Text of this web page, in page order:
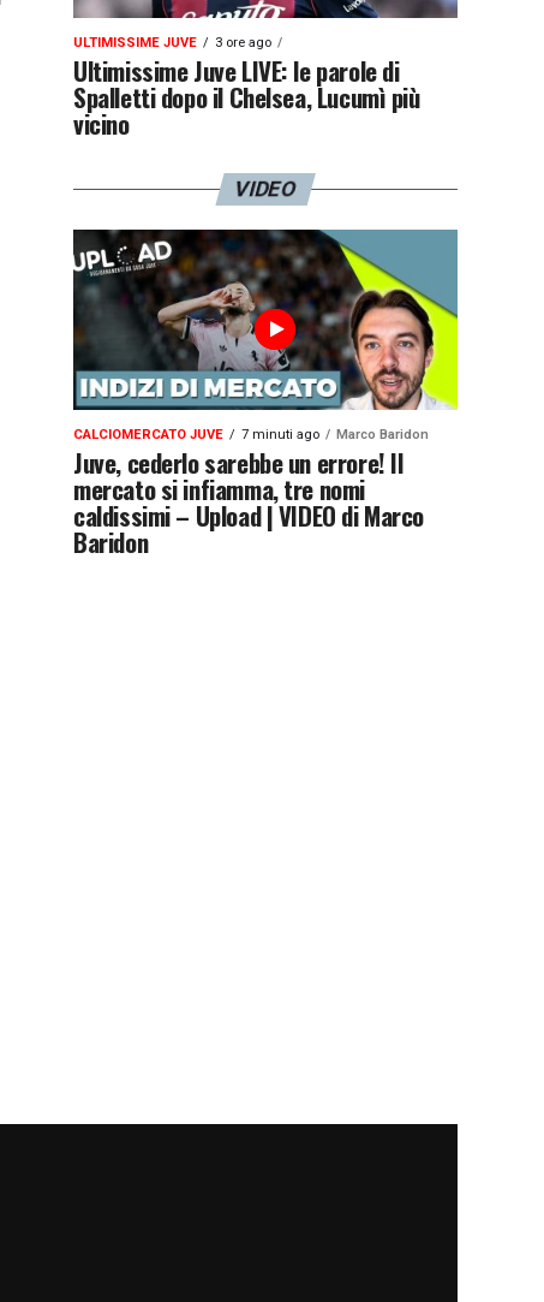
ULTIMISSIME JUVE 3 ore ago
Ultimissime Juve LIVE: le parole di
Spalletti dopo il Chelsea, Lucumì più
vicino
VIDEO
CALCIOMERCATO JUVE 7 minuti ago Marco Baridon
Juve, cederlo sarebbe un errore! Il
mercato si infiamma, tre nomi
caldissimi – Upload | VIDEO di Marco
Baridon